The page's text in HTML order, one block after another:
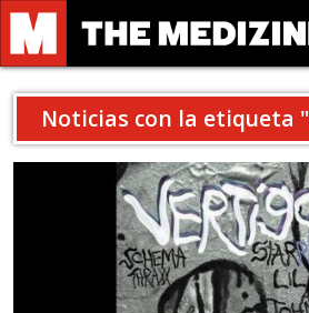
Noticias con la etiqueta "